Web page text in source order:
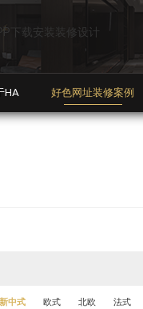
下载安
HA 好色网址装修案例
新中式 欧式 北欧 法式